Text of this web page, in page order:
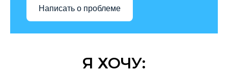
Написать о проблеме
Я ХОЧУ: